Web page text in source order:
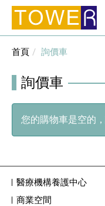
首頁 詢價車
詢價車
您的購物車是空的，
醫療機構養護中心
商業空間